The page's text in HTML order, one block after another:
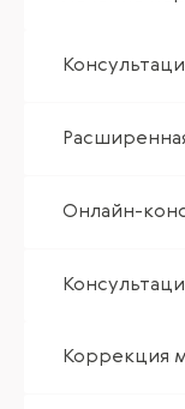
Онлайн-
Коррекция